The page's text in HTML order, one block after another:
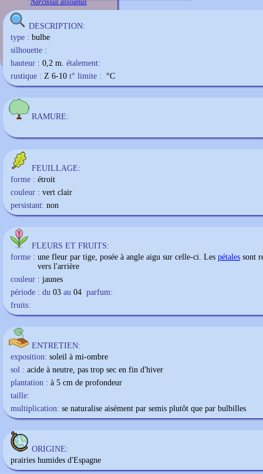
Narcissus assoanus
DESCRIPTION:
type : bulbe
silhouette :
hauteur : 0,2 m. étalement:
rustique : Z 6-10 t° limite : °C
RAMURE:
FEUILLAGE:
forme : étroit
couleur : vert clair
persistant: non
FLEURS ET FRUITS:
forme : une fleur par tige, posée à angle aigu sur celle-ci. Les pétales sont
vers l'arrière
couleur : jaunes
période : du 03 au 04 parfum:
fruits:
ENTRETIEN:
exposition: soleil à mi-ombre
sol : acide à neutre, pas trop sec en fin d'hiver
plantation : à 5 cm de profondeur
taille:
multiplication: se naturalise aisément par semis plutôt que par bulbilles
ORIGINE:
prairies humides d'Espagne